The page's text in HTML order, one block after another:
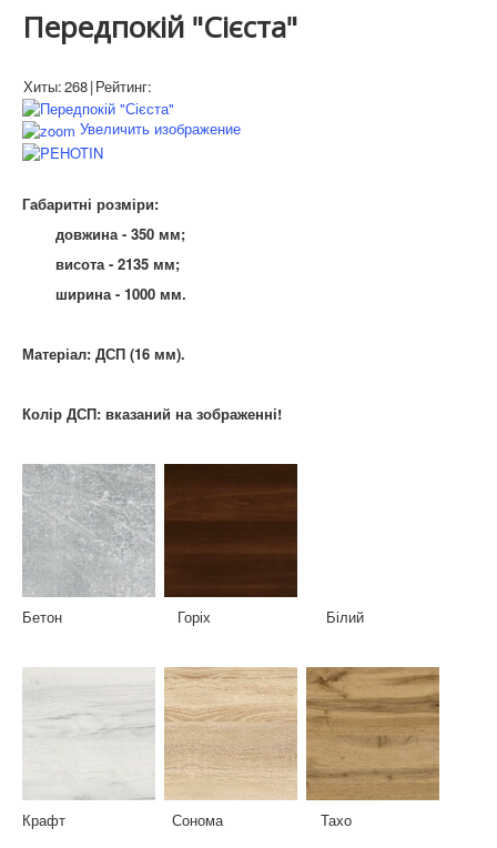
Передпокій "Сієста"
Хиты:268|Рейтинг:
Увеличить изображение
Габаритні розміри:
довжина - 350 мм;
висота - 2135 мм;
ширина - 1000 мм.
Матеріал: ДСП (16 мм).
Колір ДСП: вказаний на зображенні!
Бетон Горіх Білий
Крафт Сонома Тахо